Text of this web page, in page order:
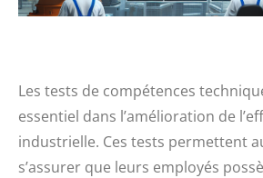
Les tests de compétences
essentiel dans l’amélioration de
industrielle. Ces tests permettent
s’assurer que leurs employés